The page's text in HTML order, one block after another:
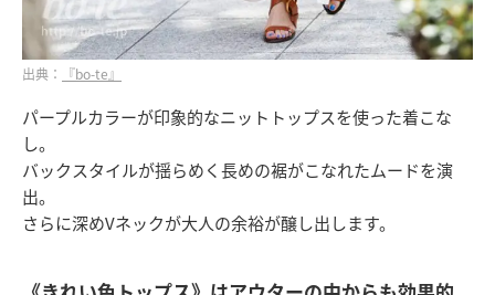
出典： 『bo-te』
パープルカラーが印象的なニットトップスを使った着こな
し。
バックスタイルが揺らめく長めの裾がこなれたムードを演
出。
さらに深めVネックが大人の余裕が醸し出します。